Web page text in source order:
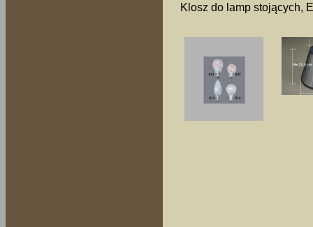
Klosz do lamp stojących,